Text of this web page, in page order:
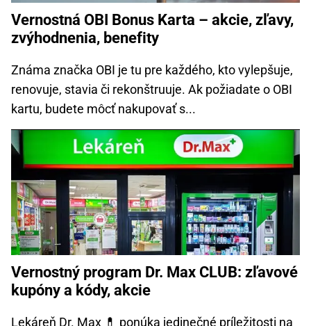
Vernostná OBI Bonus Karta – akcie, zľavy,
zvýhodnenia, benefity
Známa značka OBI je tu pre každého, kto vylepšuje,
renovuje, stavia či rekonštruuje. Ak požiadate o OBI
kartu, budete môcť nakupovať s...
Vernostný program Dr. Max CLUB: zľavové
kupóny a kódy, akcie
Lekáreň Dr. Max 💊 ponúka jedinečné príležitosti na